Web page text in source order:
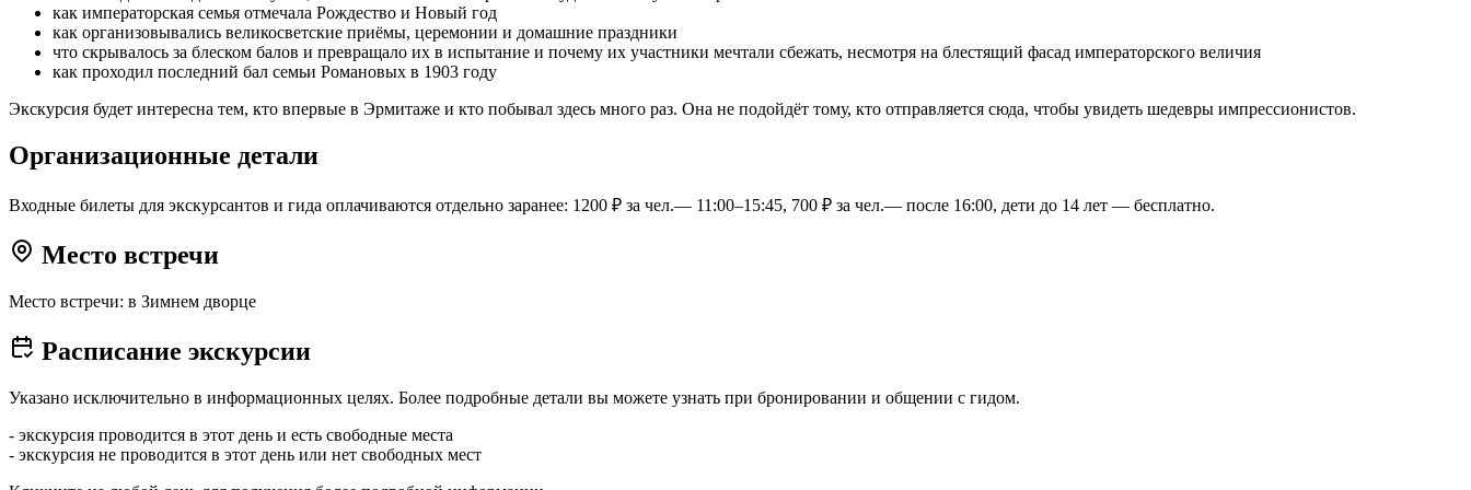
как императорская семья отмечала Рождество и Новый год
как организовывались великосветские приёмы, церемонии и домашние праздники
что скрывалось за блеском балов и превращало их в испытание и почему их участники мечтали сбежать, несмотря на блестящий фасад императорского величия
как проходил последний бал семьи Романовых в 1903 году
Экскурсия будет интересна тем, кто впервые в Эрмитаже и кто побывал здесь много раз. Она не подойдёт тому, кто отправляется сюда, чтобы увидеть шедевры импрессионистов.
Организационные детали
Входные билеты для экскурсантов и гида оплачиваются отдельно заранее: 1200 ₽ за чел.— 11:00–15:45, 700 ₽ за чел.— после 16:00, дети до 14 лет — бесплатно.
Место встречи
Место встречи: в Зимнем дворце
Расписание экскурсии
Указано исключительно в информационных целях. Более подробные детали вы можете узнать при бронировании и общении с гидом.
- экскурсия проводится в этот день и есть свободные места
- экскурсия не проводится в этот день или нет свободных мест